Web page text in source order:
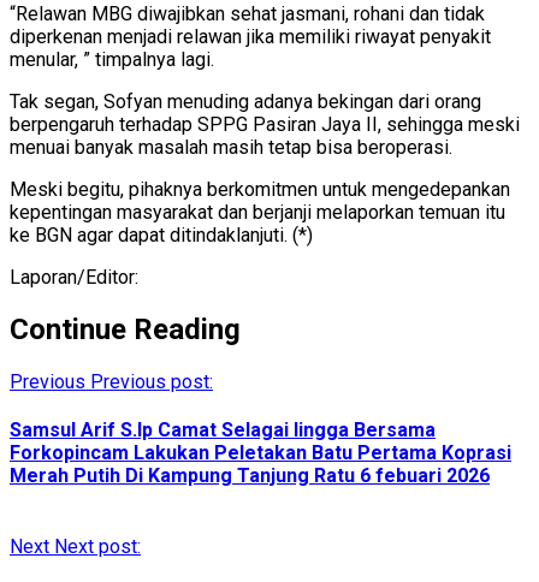
“Relawan MBG diwajibkan sehat jasmani, rohani dan tidak
diperkenan menjadi relawan jika memiliki riwayat penyakit
menular, ” timpalnya lagi.
Tak segan, Sofyan menuding adanya bekingan dari orang
berpengaruh terhadap SPPG Pasiran Jaya II, sehingga meski
menuai banyak masalah masih tetap bisa beroperasi.
Meski begitu, pihaknya berkomitmen untuk mengedepankan
kepentingan masyarakat dan berjanji melaporkan temuan itu
ke BGN agar dapat ditindaklanjuti. (*)
Laporan/Editor:
Continue Reading
Previous Previous post:
Samsul Arif S.Ip Camat Selagai lingga Bersama
Forkopincam Lakukan Peletakan Batu Pertama Koprasi
Merah Putih Di Kampung Tanjung Ratu 6 febuari 2026
Next Next post: